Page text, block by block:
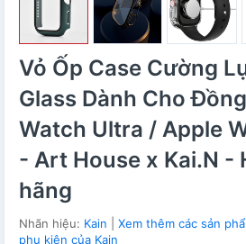
Vỏ Ốp Case Cường
Glass Dành Cho
Watch Ultra / Apple
- Art House x Kai.N -
hãng
Nhãn hiệu: Kain
Xem thêm các sản
phụ kiện của Kain